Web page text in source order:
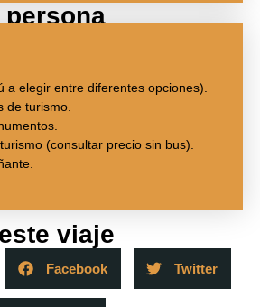
a elegir entre diferentes opciones).
de turismo.
(consultar precio sin bus).
viaje
Facebook Twitter